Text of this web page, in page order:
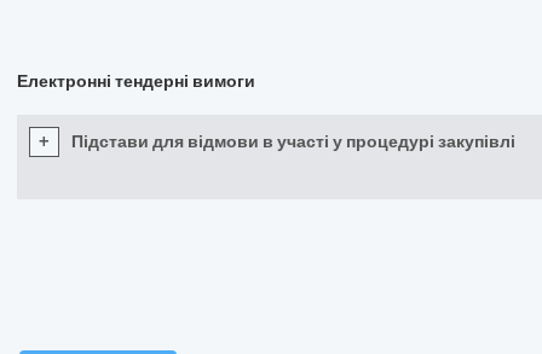
Електронні тендерні вимоги
+ Підстави для відмови в участі у процедурі закупівлі